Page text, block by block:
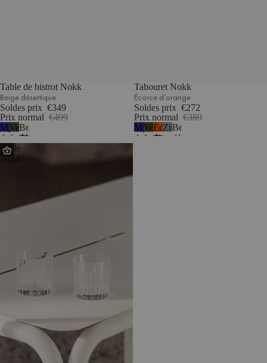
Table de bistrot Nokk
Beige désertique
Soldes prix €349
Prix normal €499
Myrtille
douce
Vert
forêt
Beige
désertique
Tabouret Nokk
Écorce d’orange
Soldes prix €272
Prix normal €389
Myrtille
douce
Vert
forêt
Écorce
d’orange
ZincBeige
désertique
Table
Nokk